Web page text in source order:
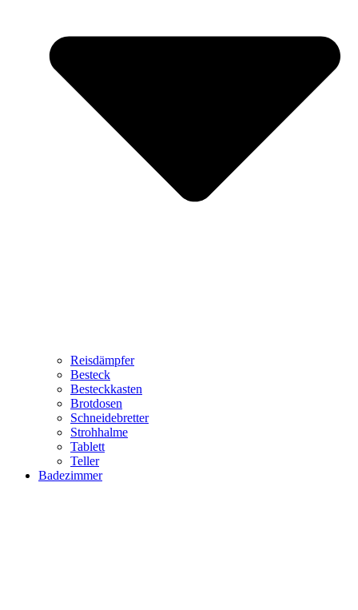
Reisdämpfer
Besteck
Besteckkasten
Brotdosen
Schneidebretter
Strohhalme
Tablett
Teller
Badezimmer